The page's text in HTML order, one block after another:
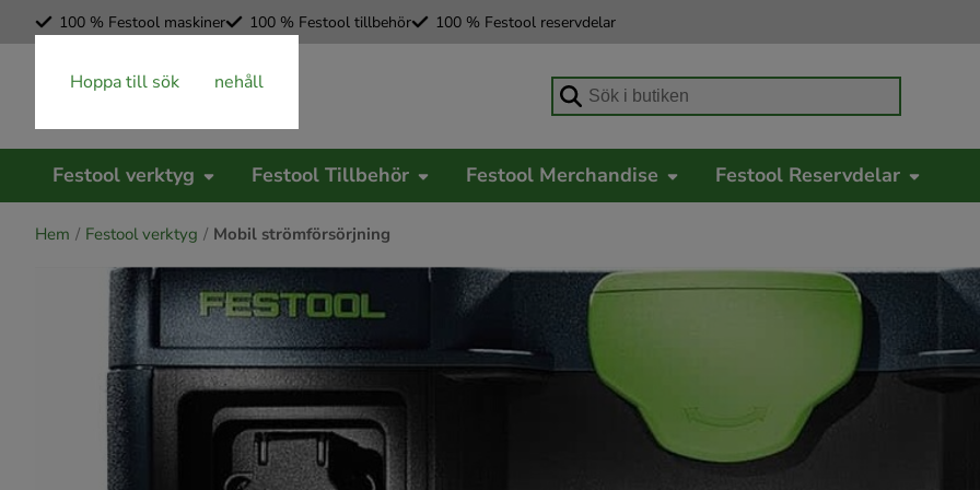
Hoppa till huvudinnehåll
Hoppa till sök
100 % Festool maskiner 100 % Festool tillbehör 100 % Festool reservdelar
Börja skriva för att söka
Festool verktyg Festool Tillbehör Festool Merchandise Festool Reservdelar
Hem Festool verktyg Mobil strömförsörjning